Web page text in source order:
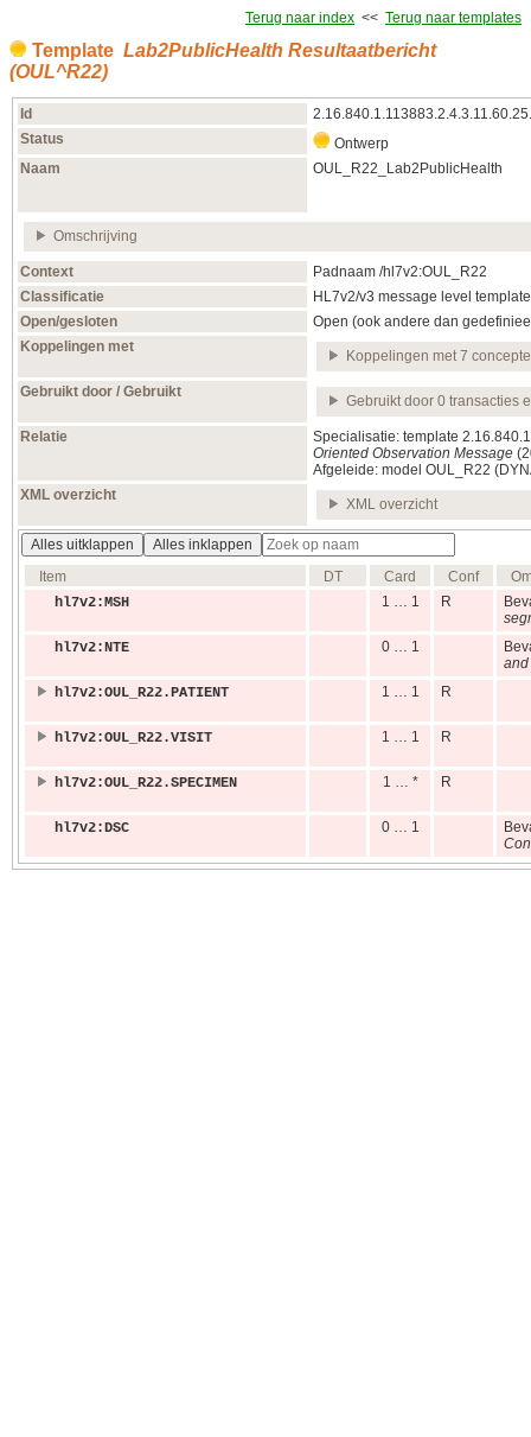
Terug naar index << Terug naar templates
Template Lab2PublicHealth Resultaatbericht
(OUL^R22)
Id
Status
Ontwerp
Naam
OUL_R22_Lab2PublicHealth
Omschrijving
Context
Padnaam /hl7v2:OUL_R22
Classificatie
HL7v2/v3 message level template
Open/gesloten
Open (ook andere dan
Koppelingen met
Koppelingen met 7
Gebruikt door / Gebruikt
Gebruikt door 0 transacties
Relatie
Specialisatie: template
Oriented Observation Message
Afgeleide: model OUL_R22
XML overzicht
XML overzicht
Alles uitklappen
Alles inklappen
Item
DT Card Conf
hl7v2:MSH
1 … 1 R
hl7v2:NTE
0 … 1
and
hl7v2:OUL_R22.PATIENT
1 … 1 R
hl7v2:OUL_R22.VISIT 1 … 1 R
hl7v2:OUL_R22.SPECIMEN 1 … * R
hl7v2:DSC 0 … 1